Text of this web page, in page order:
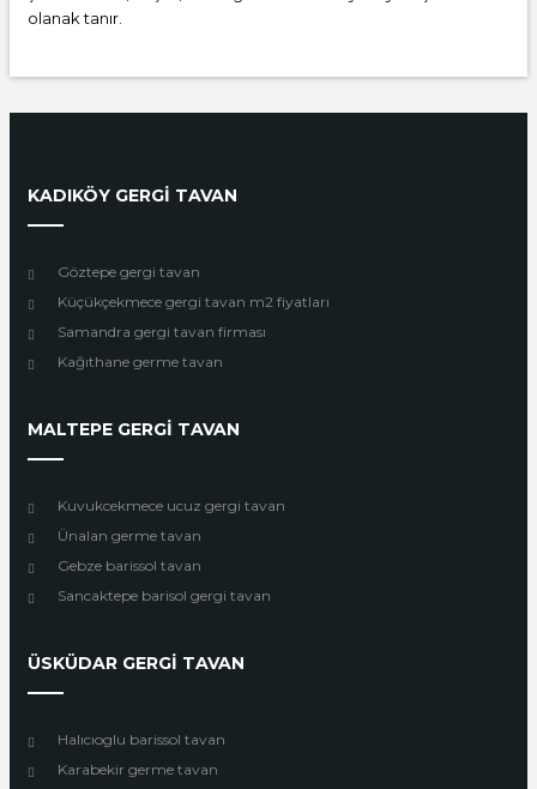
olanak tanır.
KADIKÖY GERGİ TAVAN
Göztepe gergi tavan
Küçükçekmece gergi tavan m2 fiyatları
Samandra gergi tavan firması
Kağıthane germe tavan
MALTEPE GERGİ TAVAN
Kuvukcekmece ucuz gergi tavan
Ünalan germe tavan
Gebze barissol tavan
Sancaktepe barisol gergi tavan
ÜSKÜDAR GERGİ TAVAN
Halıcıoglu barissol tavan
Karabekir germe tavan